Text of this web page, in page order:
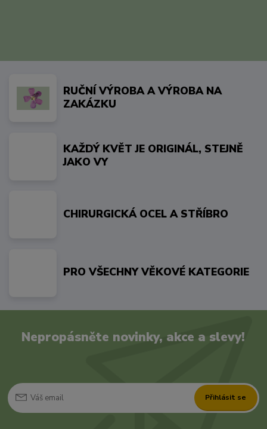
RUČNÍ VÝROBA A VÝROBA NA
ZAKÁZKU
KAŽDÝ KVĚT JE ORIGINÁL, STEJNĚ
JAKO VY
CHIRURGICKÁ OCEL A STŘÍBRO
PRO VŠECHNY VĚKOVÉ KATEGORIE
Nepropásněte novinky, akce a slevy!
Přihlásit se